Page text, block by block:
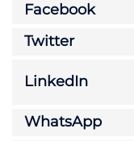
Facebook
Twitter
LinkedIn
WhatsApp